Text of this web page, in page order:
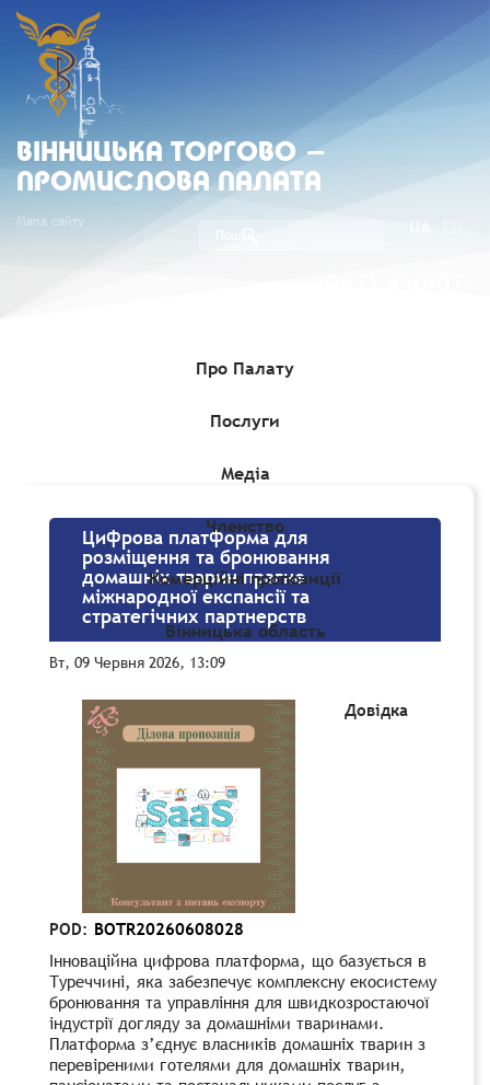
ВIННИЦЬКА ТОРГОВО -
ПРОМИСЛОВА ПАЛАТА
Мапа сайту
Про Палату
Послуги
Медіа
Членство
Комерційні пропозиції
Вінницька область
Комерційні пропозиції»Цифрова платформа для
Цифрова платформа для
розміщення та бронювання
домашніх тварин прагне
міжнародної експансії та
стратегічних партнерств
Вт, 09 Червня 2026, 13:09
Довідка
POD: BOTR20260608028
Інноваційна цифрова платформа, що базується в
Туреччині, яка забезпечує комплексну екосистему
бронювання та управління для швидкозростаючої
індустрії догляду за домашніми тваринами.
Платформа з’єднує власників домашніх тварин з
перевіреними готелями для домашніх тварин,